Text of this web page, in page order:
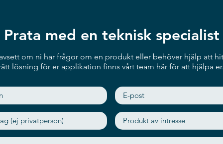
Prata med en teknisk specialist
om ni har frågor om en produkt eller behöver hjälp att
lösning för er applikation finns vårt team här för att hjälpa